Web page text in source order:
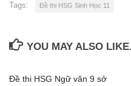
Tags: Đề thi HSG Sinh Học 11
YOU MAY ALSO
Đề thi HSG Ngữ văn 9 sở